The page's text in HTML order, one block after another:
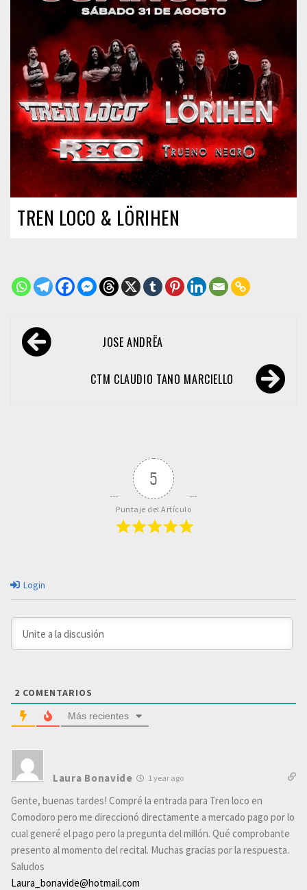
TREN LOCO & LÖRIHEN
Navegación
de JOSE ANDRËA
CTM CLAUDIO TANO MARCIELLO
5
Puntaje del Artículo
Login
2 COMENTARIOS
Más recientes
Laura Bonavide 1 year ago
Gente, buenas tardes! Compré la entrada para Tren loco en
Comodoro pero me direccionó directamente a mercado pago por lo
cual generé el pago pero la pregunta del millón. Qué comprobante
presento al momento del recital. Muchas gracias por la respuesta.
Saludos
Laura_bonavide@hotmail.com